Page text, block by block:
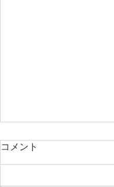
コメント